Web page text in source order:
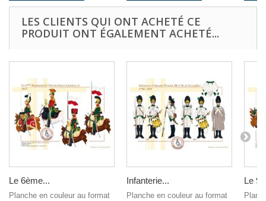
LES CLIENTS QUI ONT ACHETÉ CE
PRODUIT ONT ÉGALEMENT ACHETÉ...
Le 6ème...
Planche en couleur au format
Infanterie...
Planche en couleur au format
Le